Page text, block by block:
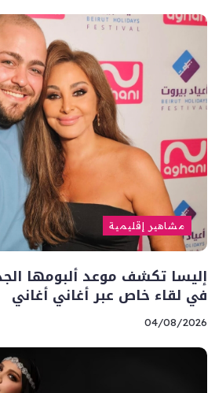
مشاهير إقليمية
إليسا تكشف موعد ألبومها
في لقاء خاص عبر أغاني أغاني
04/08/2026